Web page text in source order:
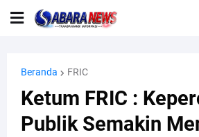
Beranda FRIC
Ketum FRIC :
Publik Semakin